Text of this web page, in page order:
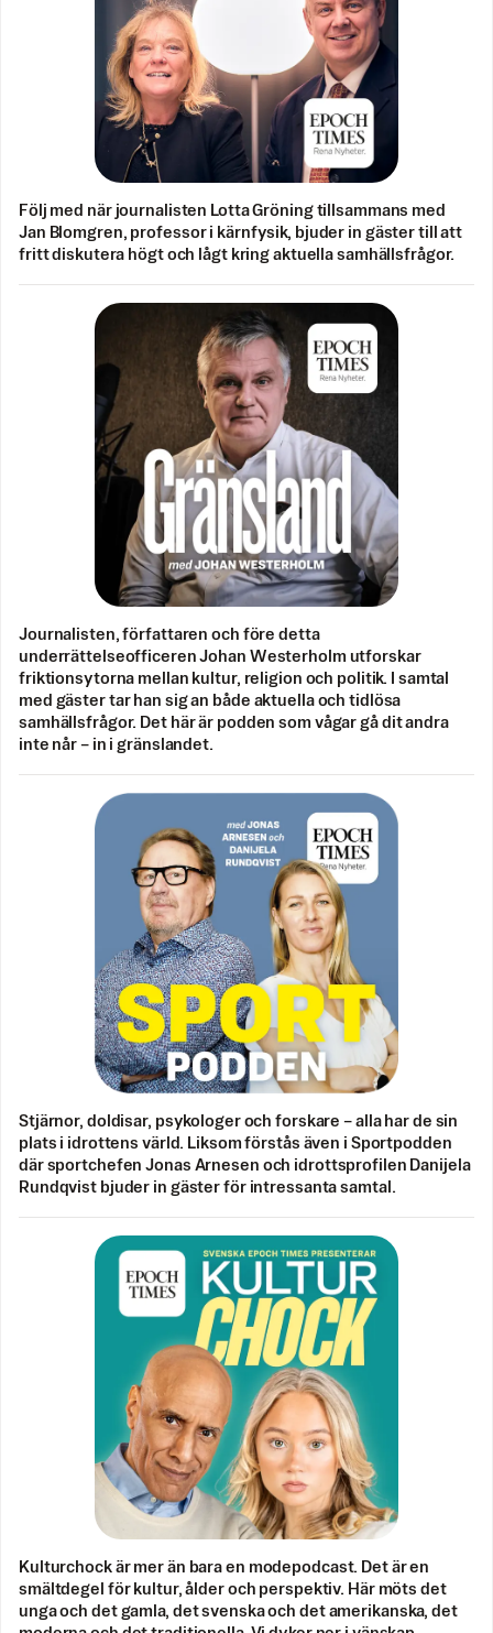
Följ med när journalisten Lotta Gröning tillsammans med
Jan Blomgren, professor i kärnfysik, bjuder in gäster till att
fritt diskutera högt och lågt kring aktuella samhällsfrågor.
Journalisten, författaren och före detta
underrättelseofficeren Johan Westerholm utforskar
friktionsytorna mellan kultur, religion och politik. I samtal
med gäster tar han sig an både aktuella och tidlösa
samhällsfrågor. Det här är podden som vågar gå dit andra
inte når – in i gränslandet.
Stjärnor, doldisar, psykologer och forskare – alla har de sin
plats i idrottens värld. Liksom förstås även i Sportpodden
där sportchefen Jonas Arnesen och idrottsprofilen Danijela
Rundqvist bjuder in gäster för intressanta samtal.
Kulturchock är mer än bara en modepodcast. Det är en
smältdegel för kultur, ålder och perspektiv. Här möts det
unga och det gamla, det svenska och det amerikanska, det